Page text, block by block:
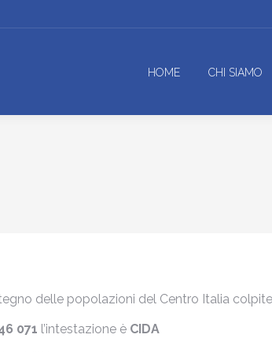
HOME CHI SIAMO
delle popolazioni del Centro Italia
071 l’intestazione è CIDA